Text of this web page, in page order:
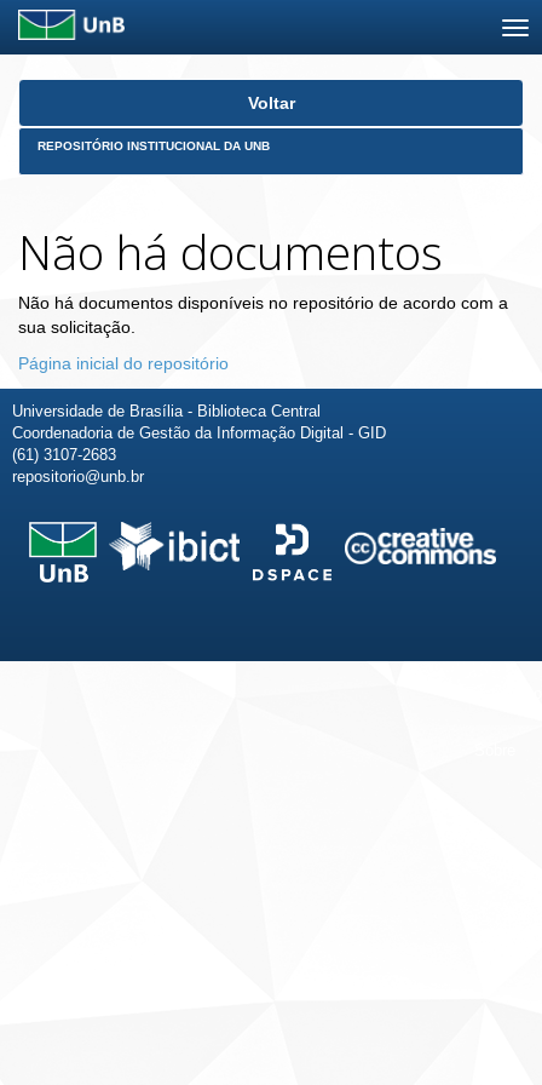
Skip
Voltar
REPOSITÓRIO INSTITUCIONAL DA UNB
Não há documentos
Não há documentos disponíveis no repositório de acordo com a
sua solicitação.
Página inicial do repositório
Universidade de Brasília - Biblioteca Central
Coordenadoria de Gestão da Informação Digital - GID
(61) 3107-2683
repositorio@unb.br